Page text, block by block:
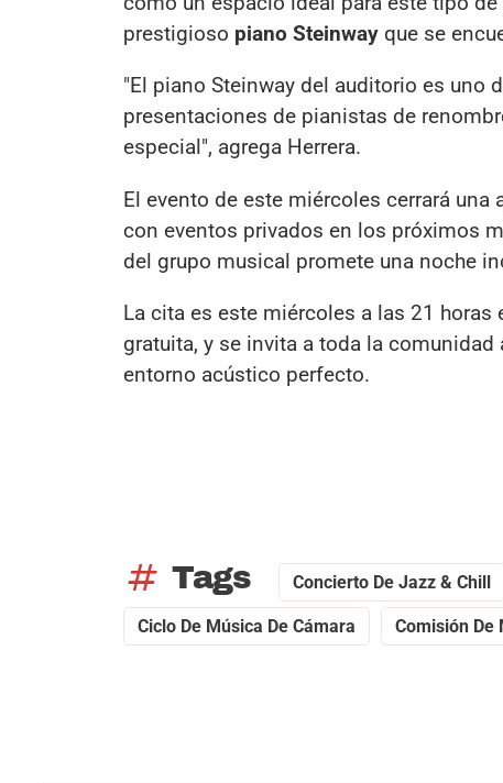
prestigioso piano Steinway que se
"El piano Steinway del auditorio es uno
presentaciones de pianistas de
especial", agrega Herrera.
El evento de este miércoles cerrará
con eventos privados en los próximos
del grupo musical promete una noche
La cita es este miércoles a las 21
gratuita, y se invita a toda la
entorno acústico perfecto.
tag Tags Concierto De Jazz & Chill
Ciclo De Música De Cámara Comisión De